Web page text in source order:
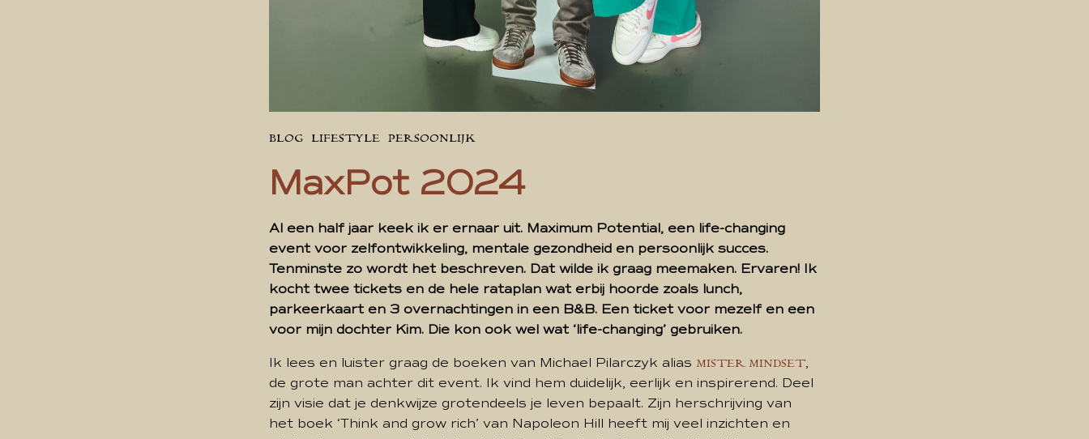
BLOG LIFESTYLE PERSOONLIJK
MaxPot 2024
Al een half jaar keek ik er ernaar uit. Maximum Potential, een life-changing
event voor zelfontwikkeling, mentale gezondheid en persoonlijk succes.
Tenminste zo wordt het beschreven. Dat wilde ik graag meemaken. Ervaren! Ik
kocht twee tickets en de hele rataplan wat erbij hoorde zoals lunch,
parkeerkaart en 3 overnachtingen in een B&B. Een ticket voor mezelf en een
voor mijn dochter Kim. Die kon ook wel wat ‘life-changing’ gebruiken.
Ik lees en luister graag de boeken van Michael Pilarczyk alias MISTER MINDSET,
de grote man achter dit event. Ik vind hem duidelijk, eerlijk en inspirerend. Deel
zijn visie dat je denkwijze grotendeels je leven bepaalt. Zijn herschrijving van
het boek ‘Think and grow rich’ van Napoleon Hill heeft mij veel inzichten en